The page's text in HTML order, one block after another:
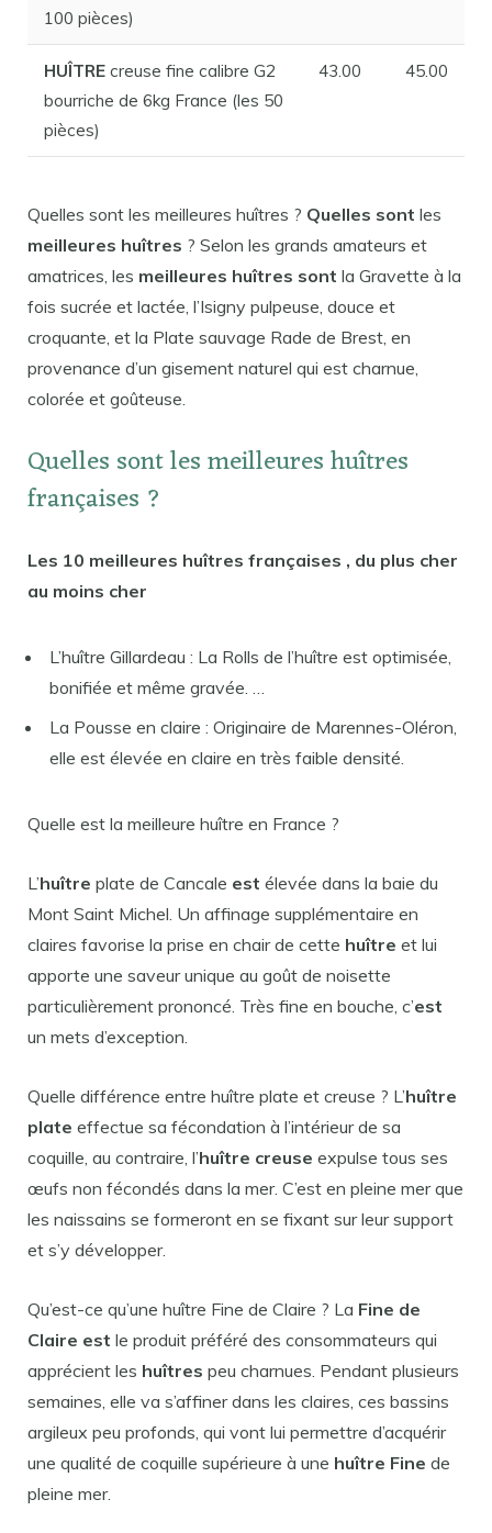
100 pièces)
HUÎTRE creuse fine calibre G2
bourriche de 6kg France (les 50
pièces)
43.00 45.00
Quelles sont les meilleures huîtres ? Quelles sont les
meilleures huîtres ? Selon les grands amateurs et
amatrices, les meilleures huîtres sont la Gravette à la
fois sucrée et lactée, l’Isigny pulpeuse, douce et
croquante, et la Plate sauvage Rade de Brest, en
provenance d’un gisement naturel qui est charnue,
colorée et goûteuse.
Quelles sont les meilleures huîtres
françaises ?
Les 10 meilleures huîtres françaises , du plus cher
au moins cher
L’huître Gillardeau : La Rolls de l’huître est optimisée,
bonifiée et même gravée. …
La Pousse en claire : Originaire de Marennes-Oléron,
elle est élevée en claire en très faible densité.
Quelle est la meilleure huître en France ?
L’huître plate de Cancale est élevée dans la baie du
Mont Saint Michel. Un affinage supplémentaire en
claires favorise la prise en chair de cette huître et lui
apporte une saveur unique au goût de noisette
particulièrement prononcé. Très fine en bouche, c’est
un mets d’exception.
Quelle différence entre huître plate et creuse ? L’huître
plate effectue sa fécondation à l’intérieur de sa
coquille, au contraire, l’huître creuse expulse tous ses
œufs non fécondés dans la mer. C’est en pleine mer que
les naissains se formeront en se fixant sur leur support
et s’y développer.
Qu’est-ce qu’une huître Fine de Claire ? La Fine de
Claire est le produit préféré des consommateurs qui
apprécient les huîtres peu charnues. Pendant plusieurs
semaines, elle va s’affiner dans les claires, ces bassins
argileux peu profonds, qui vont lui permettre d’acquérir
une qualité de coquille supérieure à une huître Fine de
pleine mer.